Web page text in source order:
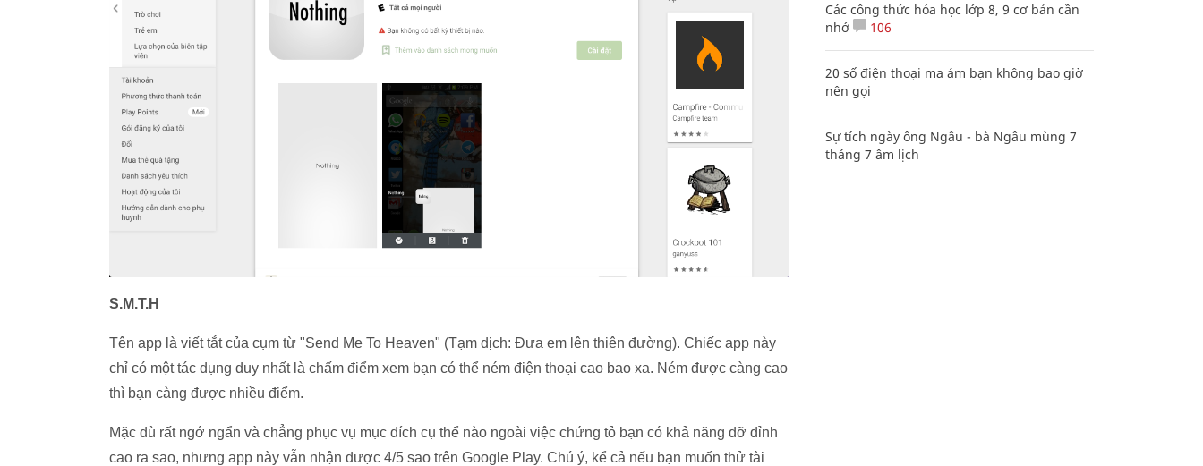
S.M.T.H
Tên app là viết tắt của cụm từ "Send Me To Heaven" (Tạm dịch: Đưa em lên thiên đường). Chiếc app này
chỉ có một tác dụng duy nhất là chấm điểm xem bạn có thể ném điện thoại cao bao xa. Ném được càng cao
thì bạn càng được nhiều điểm.
Mặc dù rất ngớ ngẩn và chẳng phục vụ mục đích cụ thể nào ngoài việc chứng tỏ bạn có khả năng đỡ đỉnh
cao ra sao, nhưng app này vẫn nhận được 4/5 sao trên Google Play. Chú ý, kể cả nếu bạn muốn thử tài
Các công thức hóa học lớp 8, 9 cơ bản cần
nhớ
106
20 số điện thoại ma ám bạn không bao giờ
nên gọi
Sự tích ngày ông Ngâu - bà Ngâu mùng 7
tháng 7 âm lịch